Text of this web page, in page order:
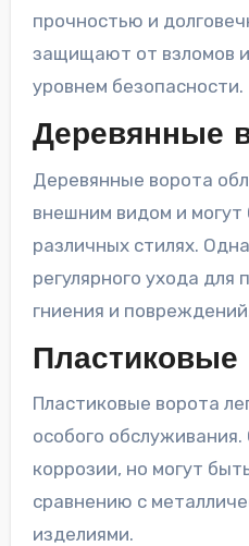
прочностью и
защищают от взломов
уровнем безопасности.
Деревянные
Деревянные ворота
внешним видом и
различных стилях.
регулярного ухода
гниения и
Пластиковые
Пластиковые ворота
особого
коррозии, но могут
сравнению с
изделиями.